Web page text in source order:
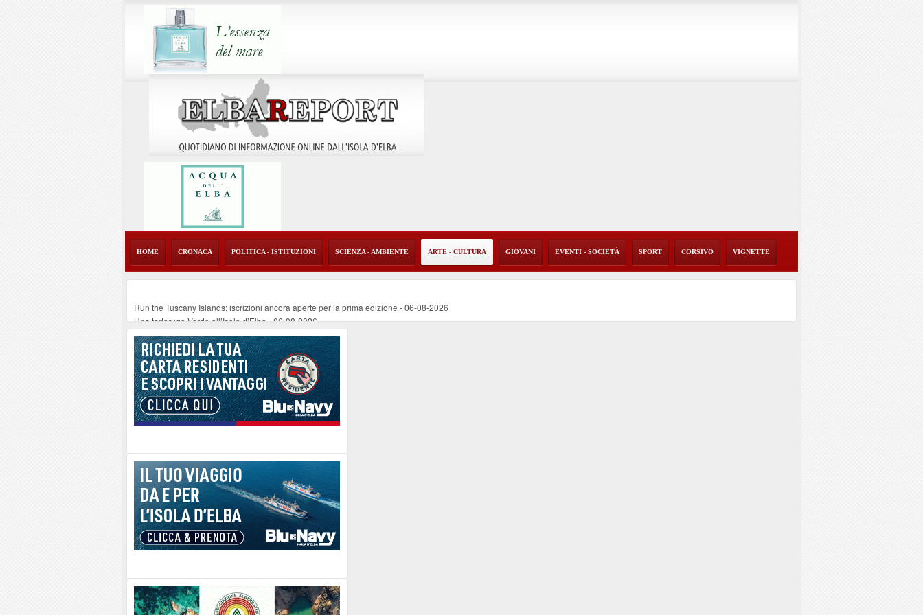
HOME CRONACA POLITICA - ISTITUZIONI SCIENZA - AMBIENTE ARTE - CULTURA GIOVANI EVENTI - SOCIETÀ SPORT CORSIVO VIGNETTE
Run the Tuscany Islands: iscrizioni ancora aperte per la prima edizione -06-08-2026
Una tartaruga Verde all’Isola d’Elba-06-08-2026
Furgone in fiamme a Capoliveri, illeso il conducente-06-08-2026
Campo: chiusura della biblioteca comunale in occasione del Santo Patrono
A Carpani si apre la Festa di Liberazione: il programma della prima serata